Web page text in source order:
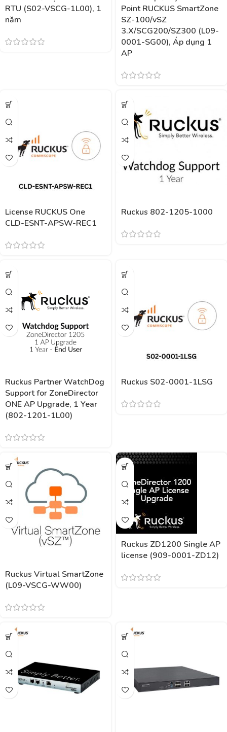
RTU (S02-VSCG-1L00), 1
năm
Point RUCKUS SmartZone
SZ-100/vSZ
3.X/SCG200/SZ300 (L09-
0001-SG00), Áp dụng 1
AP
License RUCKUS One
CLD-ESNT-APSW-REC1
Ruckus 802-1205-1000
Ruckus Partner WatchDog
Support for ZoneDirector
ONE AP Upgrade, 1 Year
(802-1201-1L00)
Ruckus S02-0001-1LSG
Ruckus Virtual SmartZone
(L09-VSCG-WW00)
Ruckus ZD1200 Single AP
license (909-0001-ZD12)